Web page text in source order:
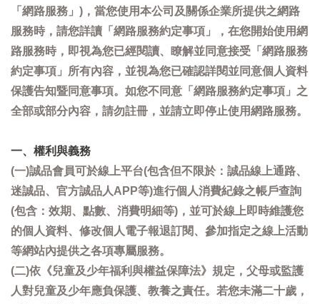
「網路服務」)，當您使用本公司及關係企業所提供之網路
服務時，請您詳讀「網路服務約定事項」，在您開始使用網
路服務時，即視為您已經閱讀、瞭解並同意接受「網路服務
約定事項」所有內容，並視為您已確認詳閱並同意個人資料
保護告知暨同意事項。如您不同意「網路服務約定事項」之
全部或部分內容，請勿註冊，並請立即停止使用網路服務。
一、權利與義務
(一)誠品會員可於線上平台(包含但不限於：誠品線上通路、
迷誠品、官方誠品人APP等)進行個人消費紀錄之帳戶查詢
(包含：效期、點數、消費明細等)，並可於線上即時維護您
的個人資料、修改個人電子報退訂閱、參加指定之線上活動
等網站內提供之各項專屬服務。
(二)依《兒童及少年福利與權益保障法》規定，父母或監護
人對兒童及少年應負保護、教養之責任。若您未滿二十歲，